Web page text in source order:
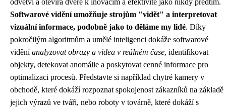
odvětví a otevírá dveře k inovacím a efektivitě jako nikdy předtím.
Softwarové vidění umožňuje strojům "vidět" a interpretovat
vizuální informace, podobně jako to děláme my lidé. Díky
pokročilým algoritmům a umělé inteligenci dokáže softwarové
viděníanalyzovat obrazy a videa v reálném čase, identifikovat
objekty, detekovat anomálie a poskytovat cenné informace pro
optimalizaci procesů. Představte si například chytré kamery v
obchodě, které dokáží rozpoznat spokojenost zákazníků na základě
jejich výrazů ve tváři, nebo roboty v továrně, které dokáží s